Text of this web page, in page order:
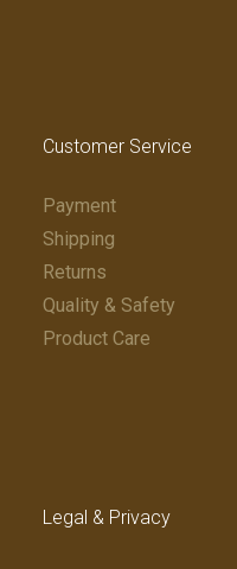
Customer Service
Payment
Shipping
Returns
Quality & Safety
Product Care
Legal & Privacy